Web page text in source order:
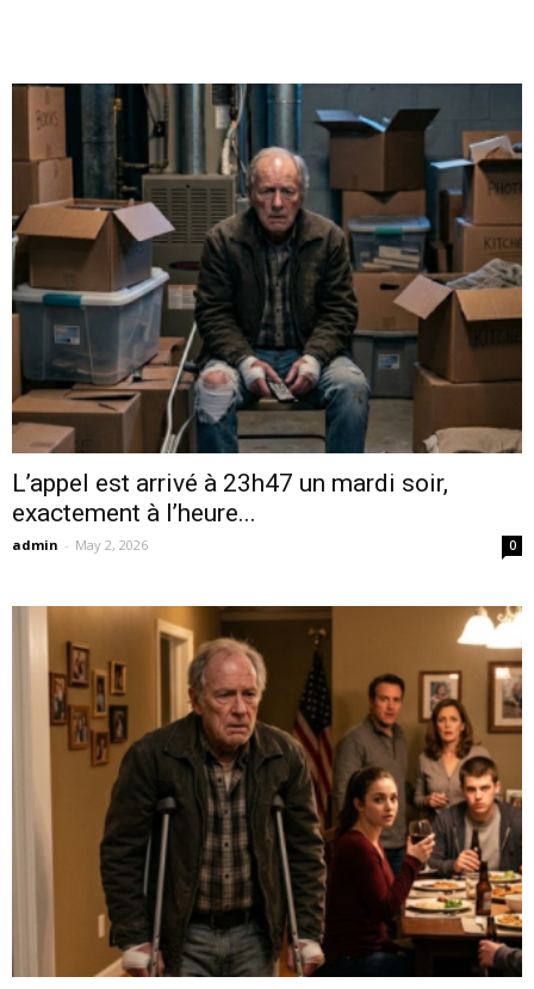
L’appel est arrivé à 23h47 un mardi soir,
exactement à l’heure...
admin - May 2, 2026 0